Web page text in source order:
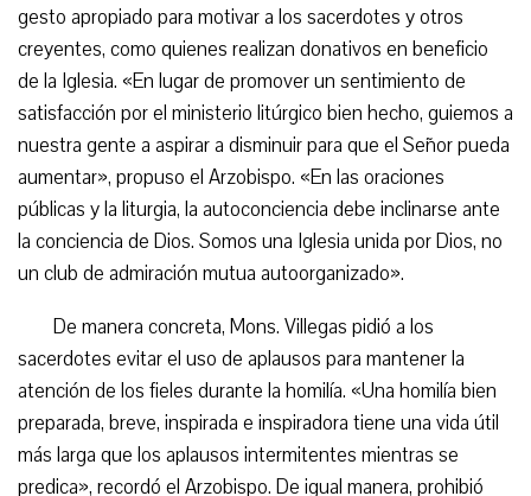
gesto apropiado para motivar a los sacerdotes y otros
creyentes, como quienes realizan donativos en beneficio
de la Iglesia. «En lugar de promover un sentimiento de
satisfacción por el ministerio litúrgico bien hecho, guiemos a
nuestra gente a aspirar a disminuir para que el Señor pueda
aumentar», propuso el Arzobispo. «En las oraciones
públicas y la liturgia, la autoconciencia debe inclinarse ante
la conciencia de Dios. Somos una Iglesia unida por Dios, no
un club de admiración mutua autoorganizado».
De manera concreta, Mons. Villegas pidió a los
sacerdotes evitar el uso de aplausos para mantener la
atención de los fieles durante la homilía. «Una homilía bien
preparada, breve, inspirada e inspiradora tiene una vida útil
más larga que los aplausos intermitentes mientras se
predica», recordó el Arzobispo. De igual manera, prohibió